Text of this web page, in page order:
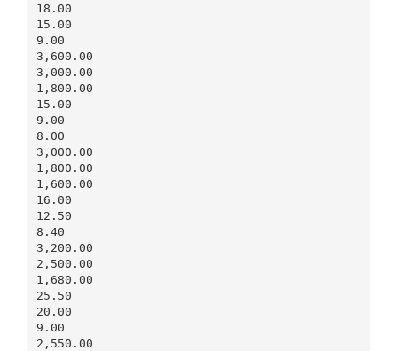
18.00
15.00
9.00
3,600.00
3,000.00
1,800.00
15.00
9.00
8.00
3,000.00
1,800.00
1,600.00
16.00
12.50
8.40
3,200.00
2,500.00
1,680.00
25.50
20.00
9.00
2,550.00